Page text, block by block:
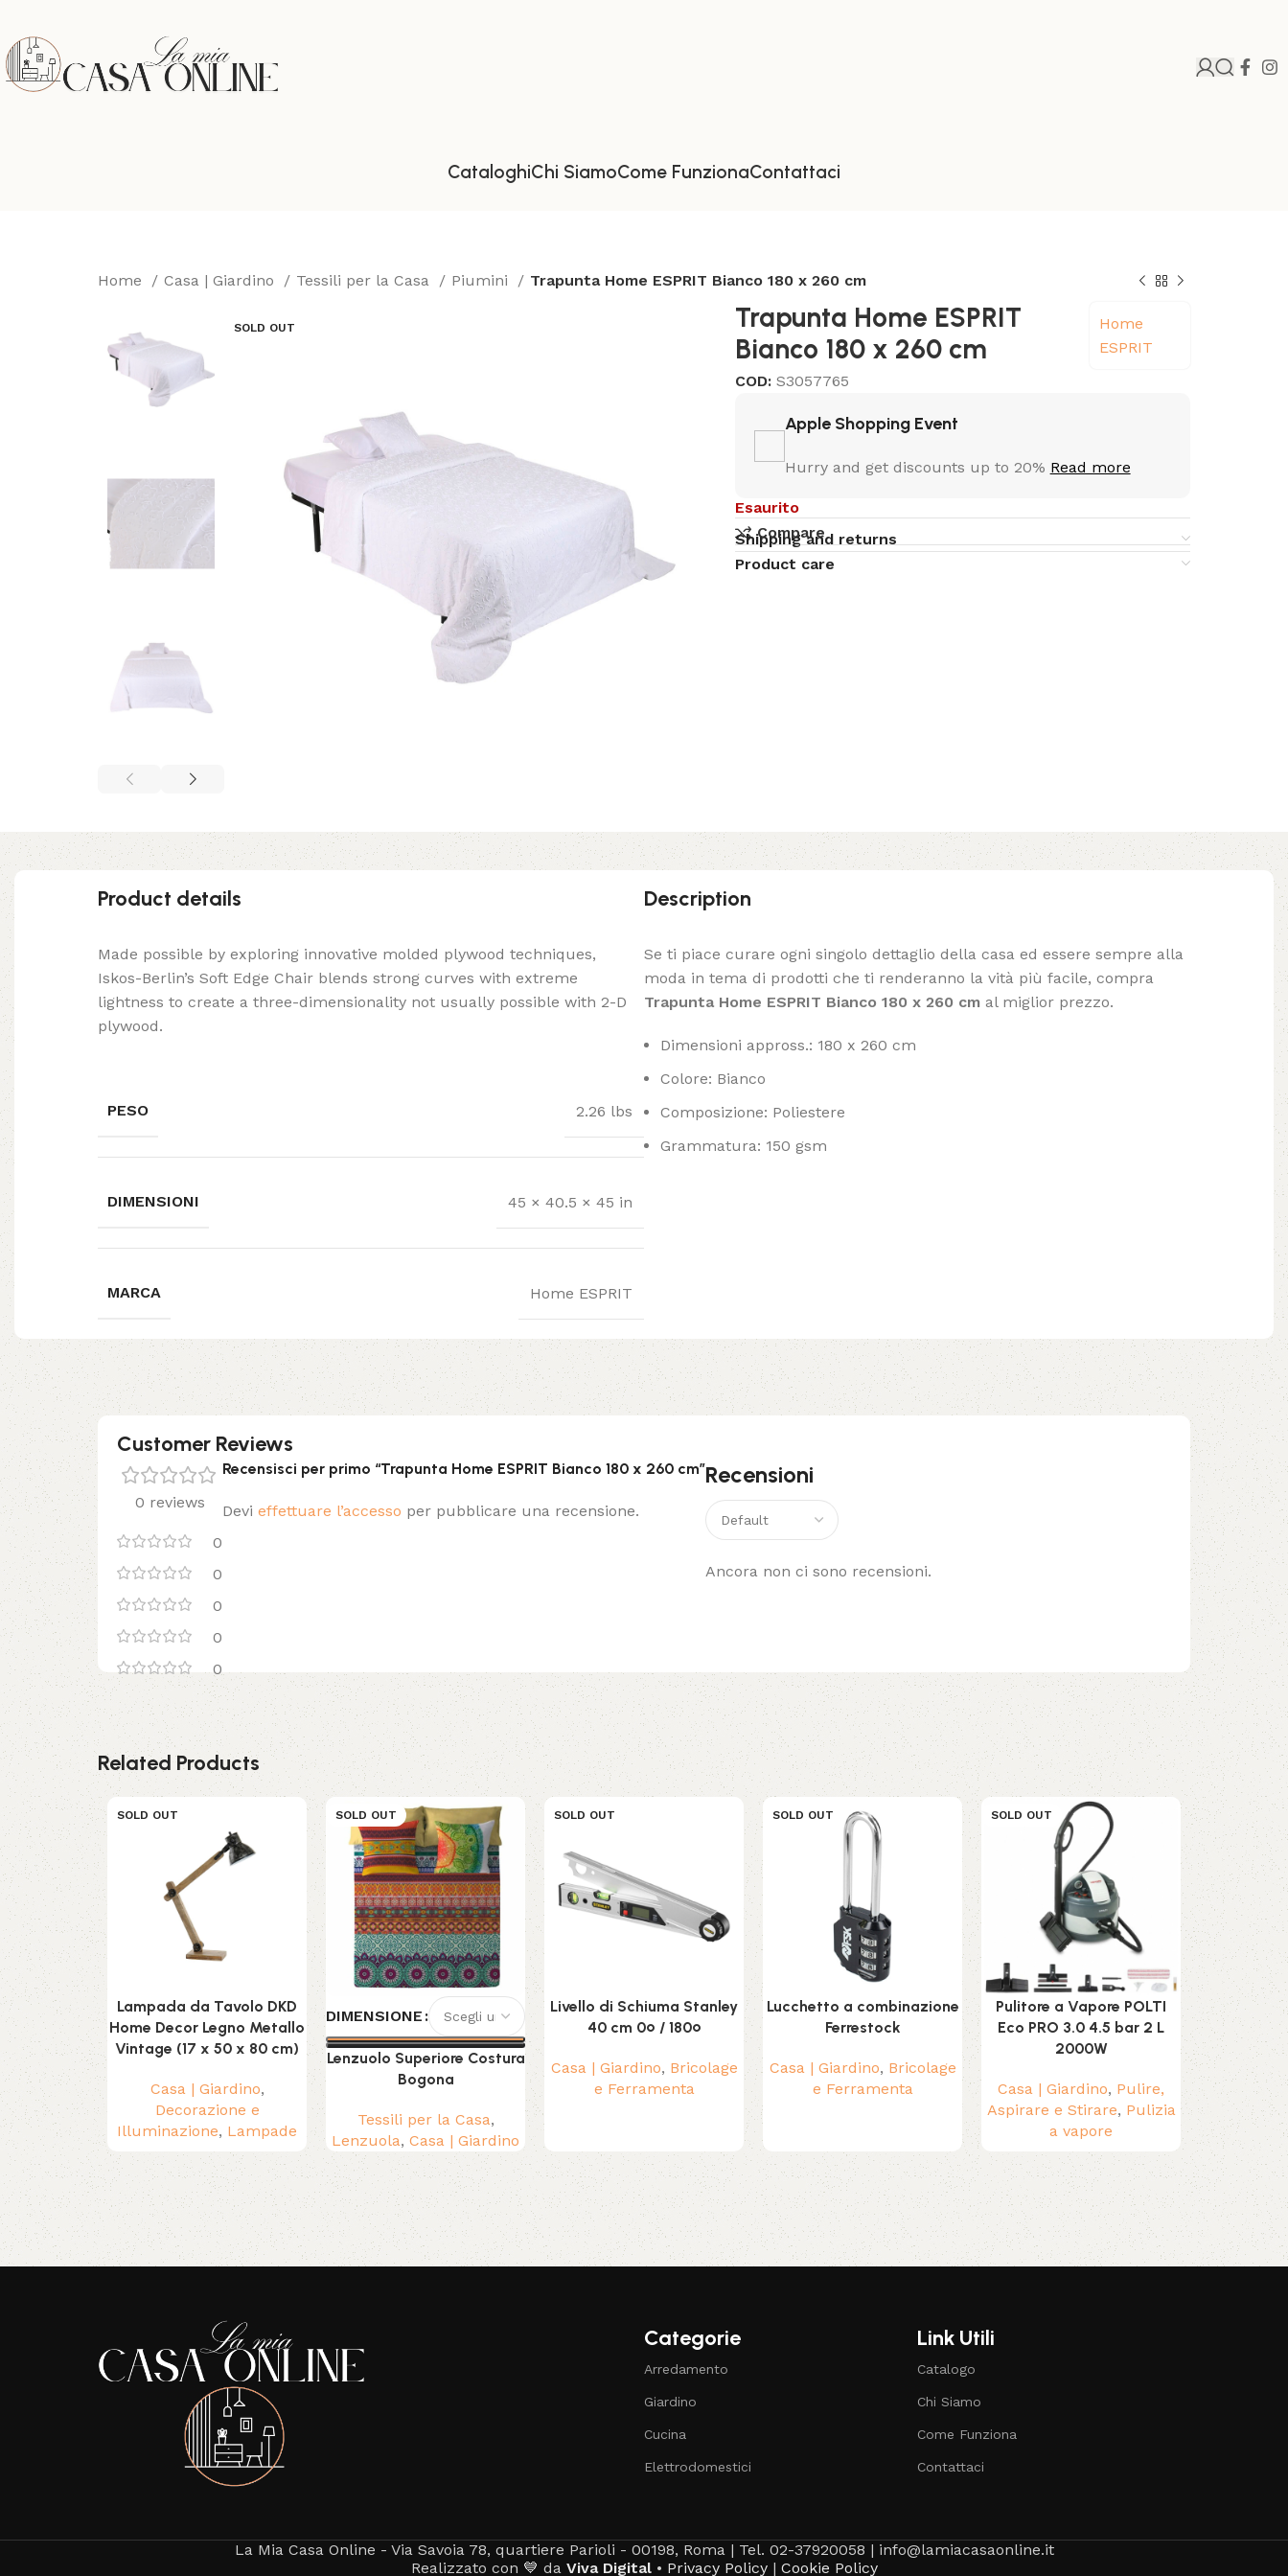
CataloghiChi SiamoCome FunzionaContattaci
Home Casa | Giardino Tessili per la Casa Piumini Trapunta Home ESPRIT Bianco 180 x 260 cm
SOLD OUT
Trapunta Home ESPRIT
Bianco 180 x 260 cm
Home
ESPRIT
COD: S3057765
Apple Shopping Event
Hurry and get discounts up to 20% Read more
Esaurito
Compare
Shipping and returns
Product care
Product details
Made possible by exploring innovative molded plywood techniques,
Iskos-Berlin’s Soft Edge Chair blends strong curves with extreme
lightness to create a three-dimensionality not usually possible with 2-D
plywood.
PESO 2.26 lbs
DIMENSIONI 45 × 40.5 × 45 in
MARCA Home ESPRIT
Description
Se ti piace curare ogni singolo dettaglio della casa ed essere sempre alla
moda in tema di prodotti che ti renderanno la vità più facile, compra
Trapunta Home ESPRIT Bianco 180 x 260 cm al miglior prezzo.
Dimensioni appross.: 180 x 260 cm
Colore: Bianco
Composizione: Poliestere
Grammatura: 150 gsm
Customer Reviews
0 reviews
0
0
0
0
0
Recensioni
Ancora non ci sono recensioni.
Recensisci per primo “Trapunta Home ESPRIT Bianco 180 x 260 cm”
Devi effettuare l’accesso per pubblicare una recensione.
Related Products
SOLD OUT
Lampada da Tavolo DKD
Home Decor Legno Metallo
Vintage (17 x 50 x 80 cm)
Casa | Giardino,
Decorazione e
Illuminazione, Lampade
SOLD OUT
DIMENSIONE
Lenzuolo Superiore Costura
Bogona
Tessili per la Casa,
Lenzuola, Casa | Giardino
SOLD OUT
Livello di Schiuma Stanley
40 cm 0º / 180º
Casa | Giardino, Bricolage
e Ferramenta
SOLD OUT
Lucchetto a combinazione
Ferrestock
Casa | Giardino, Bricolage
e Ferramenta
SOLD OUT
Pulitore a Vapore POLTI
Eco PRO 3.0 4.5 bar 2 L
2000W
Casa | Giardino, Pulire,
Aspirare e Stirare, Pulizia
a vapore
SOLD OUT
Sistemi di
Aria
ventilatori
,
Read More
Categorie
Arredamento
Giardino
Cucina
Elettrodomestici
Link Utili
Catalogo
Chi Siamo
Come Funziona
Contattaci
La Mia Casa Online - Via Savoia 78, quartiere Parioli - 00198, Roma | Tel. 02-37920058 | info@lamiacasaonline.it
Realizzato con 💙 da Viva Digital• Privacy Policy| Cookie Policy